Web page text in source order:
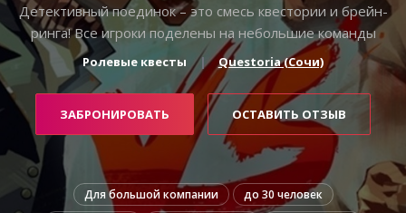
Детективный поединок – это смесь квестории и брейн-
ринга! Все игроки поделены на небольшие команды
Ролевые квесты Questoria (Сочи)
ЗАБРОНИРОВАТЬ ОСТАВИТЬ ОТЗЫВ
Для большой компании
до 30 человек